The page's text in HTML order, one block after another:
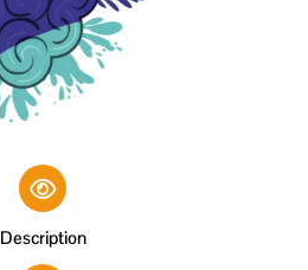
Description